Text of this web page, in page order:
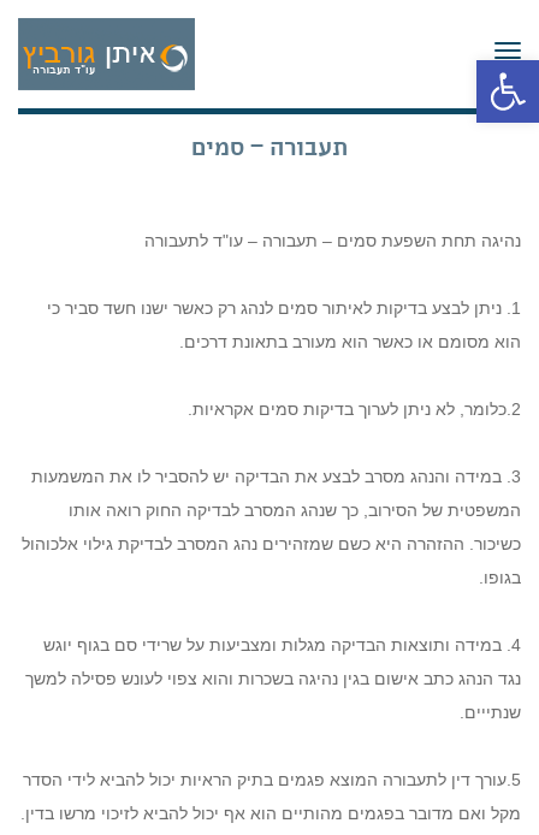
פתח סרגל נגישות
תפריט
תעבורה – סמים
נהיגה תחת השפעת סמים – תעבורה – עו"ד לתעבורה
1. ניתן לבצע בדיקות לאיתור סמים לנהג רק כאשר ישנו חשד סביר כי
הוא מסומם או כאשר הוא מעורב בתאונת דרכים.
2.כלומר, לא ניתן לערוך בדיקות סמים אקראיות.
3. במידה והנהג מסרב לבצע את הבדיקה יש להסביר לו את המשמעות
המשפטית של הסירוב, כך שנהג המסרב לבדיקה החוק רואה אותו
כשיכור. ההזהרה היא כשם שמזהירים נהג המסרב לבדיקת גילוי אלכוהול
בגופו.
4. במידה ותוצאות הבדיקה מגלות ומצביעות על שרידי סם בגוף יוגש
נגד הנהג כתב אישום בגין נהיגה בשכרות והוא צפוי לעונש פסילה למשך
שנתייים.
5.עורך דין לתעבורה המוצא פגמים בתיק הראיות יכול להביא לידי הסדר
מקל ואם מדובר בפגמים מהותיים הוא אף יכול להביא לזיכוי מרשו בדין.